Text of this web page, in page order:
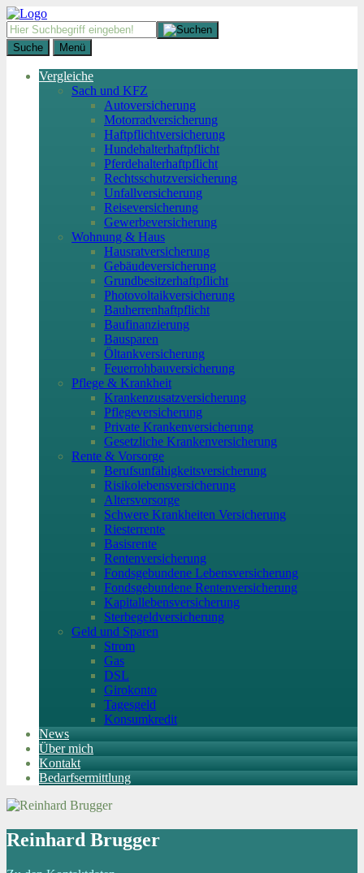
Suche Menü
Vergleiche
Sach und KFZ
Autoversicherung
Motorradversicherung
Haftpflichtversicherung
Hundehalterhaftpflicht
Pferdehalterhaftpflicht
Rechtsschutzversicherung
Unfallversicherung
Reiseversicherung
Gewerbeversicherung
Wohnung & Haus
Hausratversicherung
Gebäudeversicherung
Grundbesitzerhaftpflicht
Photovoltaikversicherung
Bauherrenhaftpflicht
Baufinanzierung
Bausparen
Öltankversicherung
Feuerrohbauversicherung
Pflege & Krankheit
Krankenzusatzversicherung
Pflegeversicherung
Private Krankenversicherung
Gesetzliche Krankenversicherung
Rente & Vorsorge
Berufs­unfähigkeitsversicherung
Risikolebensversicherung
Altersvorsorge
Schwere Krankheiten Versicherung
Riesterrente
Basisrente
Rentenversicherung
Fondsgebundene Lebensversicherung
Fondsgebundene Rentenversicherung
Kapitallebensversicherung
Sterbegeldversicherung
Geld und Sparen
Strom
Gas
DSL
Girokonto
Tagesgeld
Konsumkredit
News
Über mich
Kontakt
Bedarfsermittlung
Reinhard Brugger